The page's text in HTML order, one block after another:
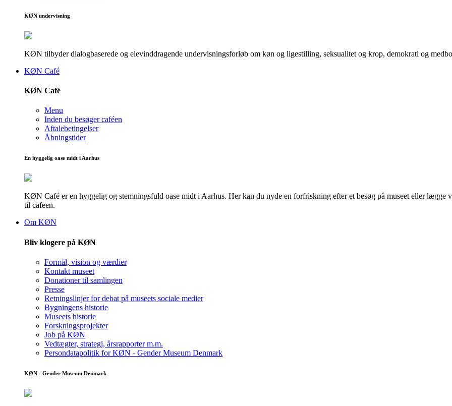
KØN undervisning
KØN tilbyder dialogbaserede og elevinddragende undervisningsforløb om køn og ligestilling, seksualitet og krop, demokrati og
KØN Café
KØN Café
Menu
Inden du besøger caféen
Aftalebetingelser
Åbningstider
En hyggelig oase midt i Aarhus
KØN Café er en hyggelig og stemningsfuld oase midt i Aarhus. Her kan du nyde en forfriskning efter et besøg på museet eller
til cafeen.
Om KØN
Bliv klogere på KØN
Formål, vision og værdier
Kontakt museet
Donationer til samlingen
Presse
Retningslinjer for debat på museets sociale medier
Bygningens historie
Museets historie
Forskningsprojekter
Job på KØN
Vedtægter, strategi, årsrapporter m.m.
Persondatapolitik for KØN - Gender Museum Denmark
KØN - Gender Museum Denmark